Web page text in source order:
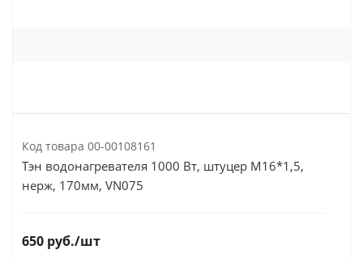
Код товара 00-00108161
Тэн водонагревателя 1000 Вт, штуцер М16*1,5,
нерж, 170мм, VN075
650 руб./шт